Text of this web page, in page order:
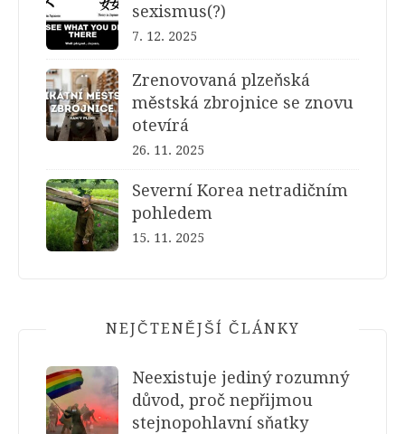
sexismus(?)
7. 12. 2025
Zrenovovaná plzeňská
městská zbrojnice se znovu
otevírá
26. 11. 2025
Severní Korea netradičním
pohledem
15. 11. 2025
NEJČTENĚJŠÍ ČLÁNKY
Neexistuje jediný rozumný
důvod, proč nepřijmou
stejnopohlavní sňatky